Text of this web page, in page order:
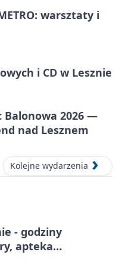
warsztaty i
i CD w Lesznie
Balonowa 2026 —
nad Lesznem
Kolejne wydarzenia
- godziny
apteka